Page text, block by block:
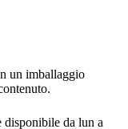
un imballaggio
disponibile da lun a